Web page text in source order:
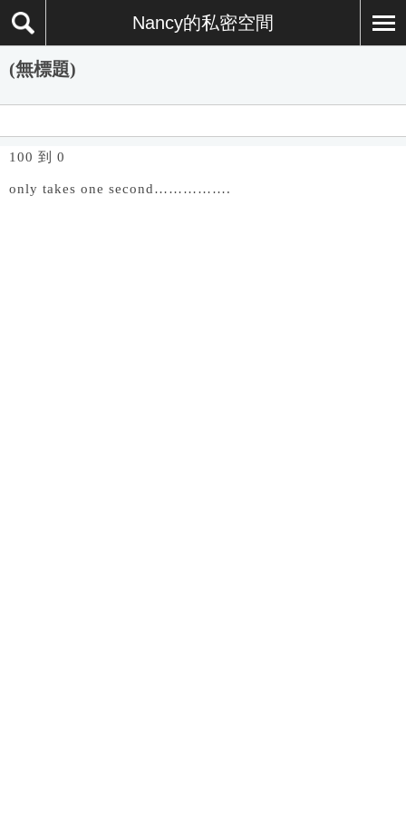
Nancy的私密空間
(無標題)
100 到 0
only takes one second…………….